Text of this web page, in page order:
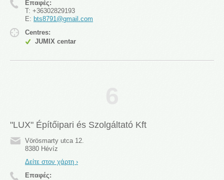
Επαφές:
T: +36302829193
E: bts8791@gmail.com
Centres:
JUMIX centar
"LUX" Építőipari és Szolgáltató Kft
Vörösmarty utca 12.
8380 Hévíz
Δείτε στον χάρτη ›
Επαφές: